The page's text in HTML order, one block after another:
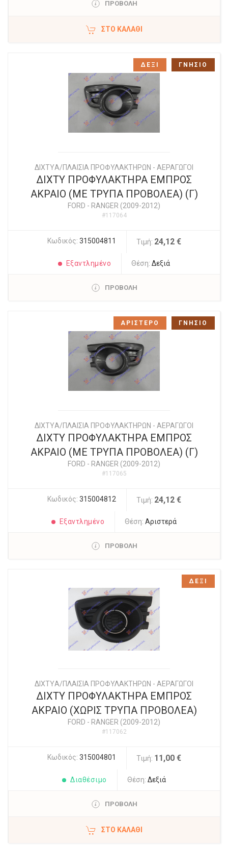
ΠΡΟΒΟΛΗ
ΣΤΟ ΚΑΛΆΘΙ
ΔΙΧΤYΑ/ΠΛΑΙΣΙΑ ΠΡΟΦΥΛΑΚΤΗΡΩΝ - ΑΕΡΑΓΩΓΟΙ
ΔΙΧΤΥ ΠΡΟΦΥΛΑΚΤΗΡΑ ΕΜΠΡΟΣ
ΑΚΡΑΙΟ (ΜΕ ΤΡΥΠΑ ΠΡΟΒΟΛΕΑ) (Γ)
FORD - RANGER (2009-2012)
#117064
Κωδικός: 315004811 Τιμή: 24,12 €
Εξαντλημένο Θέση:Δεξιά
ΠΡΟΒΟΛΗ
ΔΕΞΙ ΓΝΗΣΙΟ
ΔΙΧΤYΑ/ΠΛΑΙΣΙΑ ΠΡΟΦΥΛΑΚΤΗΡΩΝ - ΑΕΡΑΓΩΓΟΙ
ΔΙΧΤΥ ΠΡΟΦΥΛΑΚΤΗΡΑ ΕΜΠΡΟΣ
ΑΚΡΑΙΟ (ΜΕ ΤΡΥΠΑ ΠΡΟΒΟΛΕΑ) (Γ)
FORD - RANGER (2009-2012)
#117065
Κωδικός: 315004812 Τιμή: 24,12 €
Εξαντλημένο Θέση:Αριστερά
ΠΡΟΒΟΛΗ
ΑΡΙΣΤΕΡΟ ΓΝΗΣΙΟ
ΔΙΧΤYΑ/ΠΛΑΙΣΙΑ ΠΡΟΦΥΛΑΚΤΗΡΩΝ - ΑΕΡΑΓΩΓΟΙ
ΔΙΧΤΥ ΠΡΟΦΥΛΑΚΤΗΡΑ ΕΜΠΡΟΣ
ΑΚΡΑΙΟ (ΧΩΡΙΣ ΤΡΥΠΑ ΠΡΟΒΟΛΕΑ)
FORD - RANGER (2009-2012)
#117062
Κωδικός: 315004801 Τιμή: 11,00 €
Διαθέσιμο Θέση: Δεξιά
ΠΡΟΒΟΛΗ
ΣΤΟ ΚΑΛΆΘΙ
ΔΕΞΙ